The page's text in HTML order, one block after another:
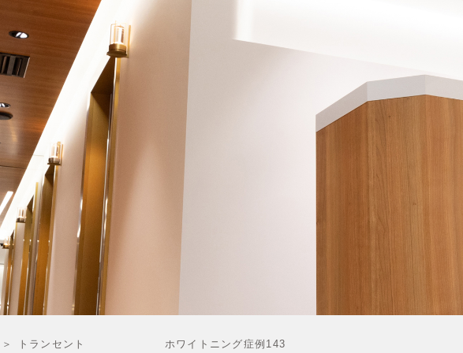
トランセント ホワイトニング症例143